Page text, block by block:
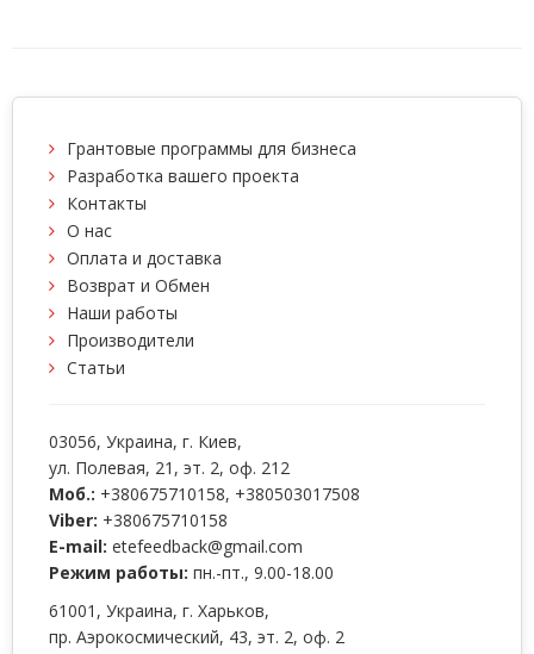
Грантовые программы для бизнеса
Разработка вашего проекта
Контакты
О нас
Оплата и доставка
Возврат и Обмен
Наши работы
Производители
Статьи
03056, Украина, г. Киев,
ул. Полевая, 21, эт. 2, оф. 212
Моб.: +380675710158, +380503017508
Viber: +380675710158
E-mail: etefeedback@gmail.com
Режим работы: пн.-пт., 9.00-18.00
61001 , Украина, г. Харьков,
пр. Аэрокосмический, 43, эт. 2, оф. 2